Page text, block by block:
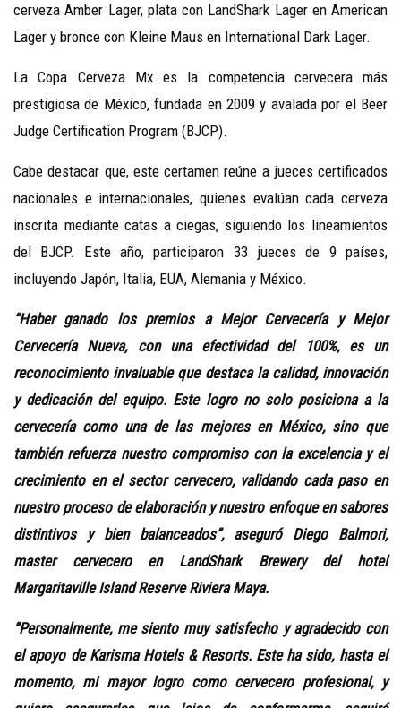
cerveza Amber Lager, plata con LandShark Lager en American
Lager y bronce con Kleine Maus en International Dark Lager.
La Copa Cerveza Mx es la competencia cervecera más
prestigiosa de México, fundada en 2009 y avalada por el Beer
Judge Certification Program (BJCP).
Cabe destacar que, este certamen reúne a jueces certificados
nacionales e internacionales, quienes evalúan cada cerveza
inscrita mediante catas a ciegas, siguiendo los lineamientos
del BJCP. Este año, participaron 33 jueces de 9 países,
incluyendo Japón, Italia, EUA, Alemania y México.
“Haber ganado los premios a Mejor Cervecería y Mejor
Cervecería Nueva, con una efectividad del 100%, es un
reconocimiento invaluable que destaca la calidad, innovación
y dedicación del equipo. Este logro no solo posiciona a la
cervecería como una de las mejores en México, sino que
también refuerza nuestro compromiso con la excelencia y el
crecimiento en el sector cervecero, validando cada paso en
nuestro proceso de elaboración y nuestro enfoque en sabores
distintivos y bien balanceados”, aseguró Diego Balmori,
master cervecero en LandShark Brewery del hotel
Margaritaville Island Reserve Riviera Maya.
“Personalmente, me siento muy satisfecho y agradecido con
el apoyo de Karisma Hotels & Resorts. Este ha sido, hasta el
momento, mi mayor logro como cervecero profesional, y